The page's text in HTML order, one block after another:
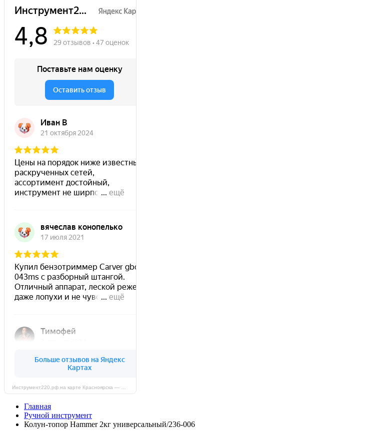
Главная
Ручной инструмент
Колун-топор Hammer 2кг универсальный/236-006